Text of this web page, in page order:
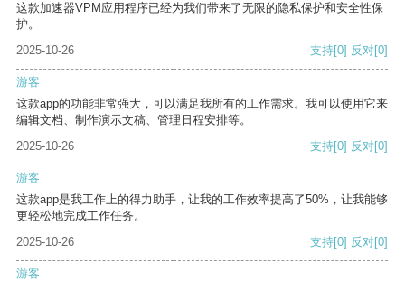
这款加速器VPM应用程序已经为我们带来了无限的隐私保护和安全性保
护。
2025-10-26
支持[0] 反对[0]
游客
这款app的功能非常强大，可以满足我所有的工作需求。我可以使用它来
编辑文档、制作演示文稿、管理日程安排等。
2025-10-26
支持[0] 反对[0]
游客
这款app是我工作上的得力助手，让我的工作效率提高了50%，让我能够
更轻松地完成工作任务。
2025-10-26
支持[0] 反对[0]
游客